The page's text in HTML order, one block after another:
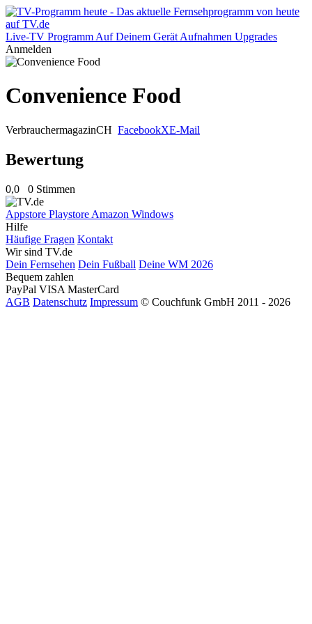
Live-TV Programm Auf Deinem Gerät Aufnahmen Upgrades
Anmelden
Convenience Food
VerbrauchermagazinCH FacebookXE-Mail
Bewertung
0,0 0 Stimmen
Appstore Playstore Amazon Windows
Hilfe
Häufige Fragen Kontakt
Wir sind TV.de
Dein Fernsehen Dein Fußball Deine WM 2026
Bequem zahlen
PayPal VISA MasterCard
AGB Datenschutz Impressum © Couchfunk GmbH 2011 - 2026